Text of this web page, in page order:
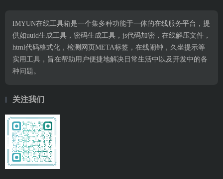
IMYUN在线工具箱是一个集多种功能于一体的在线服务平台，提
供如uuid生成工具，密码生成工具，js代码加密，在线解压文件，
html代码格式化，检测网页META标签，在线闹钟，久坐提示等
实用工具，旨在帮助用户便捷地解决日常生活中以及开发中的各
种问题。
关注我们